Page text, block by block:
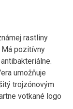
rastliny
pozitívny
umožňuje
trojzónovým
votkané logo